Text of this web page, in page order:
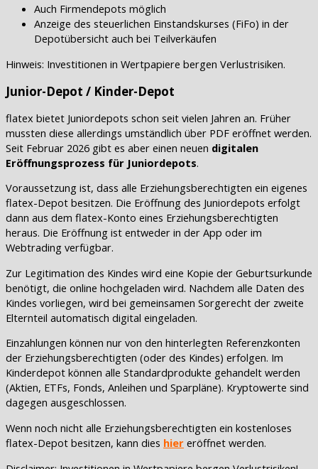
Auch Firmendepots möglich
Anzeige des steuerlichen Einstandskurses (FiFo) in der
Depotübersicht auch bei Teilverkäufen
Hinweis: Investitionen in Wertpapiere bergen Verlustrisiken.
Junior-Depot / Kinder-Depot
flatex bietet Juniordepots schon seit vielen Jahren an. Früher
mussten diese allerdings umständlich über PDF eröffnet werden.
Seit Februar 2026 gibt es aber einen neuen digitalen
Eröffnungsprozess für Juniordepots.
Voraussetzung ist, dass alle Erziehungsberechtigten ein eigenes
flatex-Depot besitzen. Die Eröffnung des Juniordepots erfolgt
dann aus dem flatex-Konto eines Erziehungsberechtigten
heraus. Die Eröffnung ist entweder in der App oder im
Webtrading verfügbar.
Zur Legitimation des Kindes wird eine Kopie der Geburtsurkunde
benötigt, die online hochgeladen wird. Nachdem alle Daten des
Kindes vorliegen, wird bei gemeinsamen Sorgerecht der zweite
Elternteil automatisch digital eingeladen.
Einzahlungen können nur von den hinterlegten Referenzkonten
der Erziehungsberechtigten (oder des Kindes) erfolgen. Im
Kinderdepot können alle Standardprodukte gehandelt werden
(Aktien, ETFs, Fonds, Anleihen und Sparpläne). Kryptowerte sind
dagegen ausgeschlossen.
Wenn noch nicht alle Erziehungsberechtigten ein kostenloses
flatex-Depot besitzen, kann dies hier eröffnet werden.